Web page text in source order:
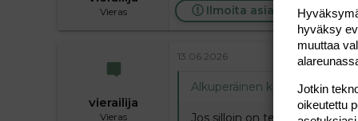
Vieras Ilmoita asiaton viesti
vierailija
Vieras
13.06.2026
Alkuperäinen kirjoittaja
Jos silloin on tehty perhoja?
hyväksy
muuttaa
Jotkin
oikeutettu